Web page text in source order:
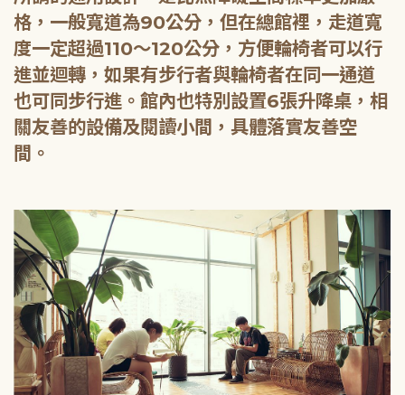
格，一般寬道為90公分，但在總館裡，走道寬
度一定超過110～120公分，方便輪椅者可以行
進並迴轉，如果有步行者與輪椅者在同一通道
也可同步行進。館內也特別設置6張升降桌，相
關友善的設備及閱讀小間，具體落實友善空
間。